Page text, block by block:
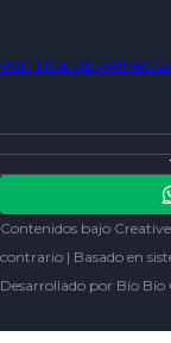
POLÍTICA DE
ACTUALIDAD
REDES SOCIALES
POLÍTICA DE
Contenidos bajo
contrario | Basado en
Desarrollado por Bío